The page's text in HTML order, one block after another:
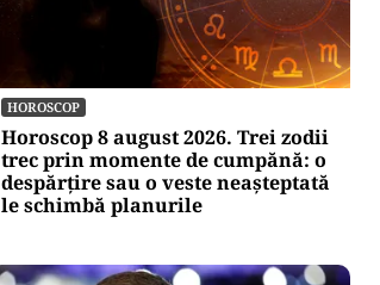
HOROSCOP
Horoscop 8 august 2026. Trei zodii
trec prin momente de cumpănă: o
despărțire sau o veste neașteptată
le schimbă planurile